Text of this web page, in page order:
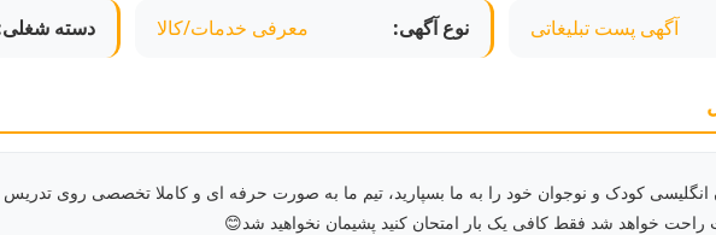
آگهی پست تبلیغاتی نوع آگهی: معرفی خدمات/کالا دسته
انگلیسی کودک و نوجوان خود را به ما بسپارید، تیم ما به صورت حرفه ای و کاملا تخصصی روی
راحت خواهد شد فقط کافی یک بار امتحان کنید پشیمان نخواهید شد😊